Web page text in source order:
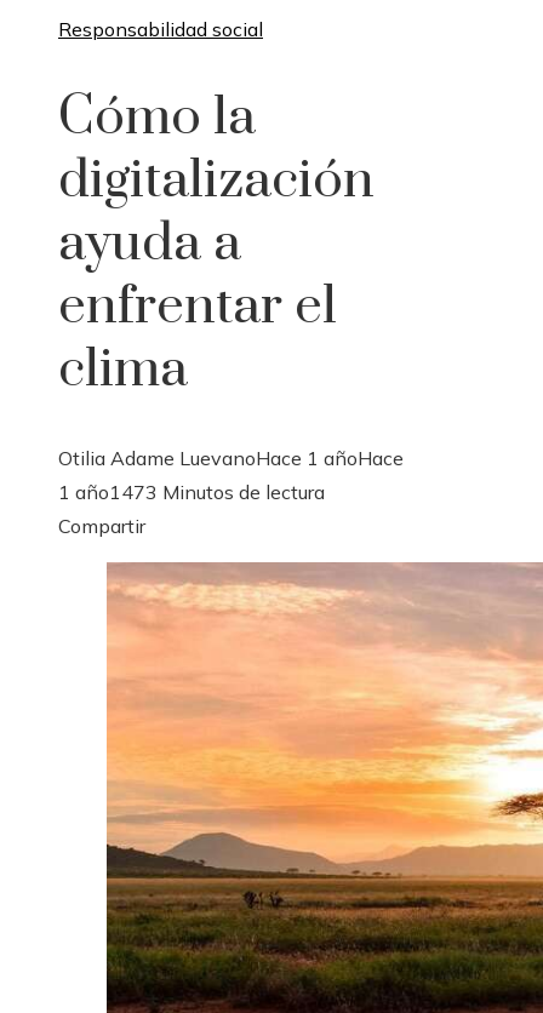
Responsabilidad social
Cómo la
digitalización
ayuda a
enfrentar el
clima
Otilia Adame LuevanoHace 1 añoHace
1 año1473 Minutos de lectura
Facebook
Twitter
LinkedIn
Pinterest
Stumbleupon
Email
Compartir